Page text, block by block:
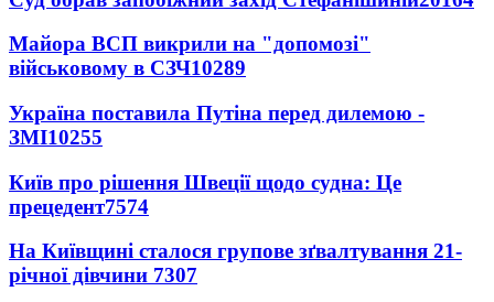
Майора ВСП викрили на "допомозі"
військовому в СЗЧ10289
Україна поставила Путіна перед дилемою -
ЗМІ10255
Київ про рішення Швеції щодо судна: Це
прецедент7574
На Київщині сталося групове зґвалтування 21-
річної дівчини 7307